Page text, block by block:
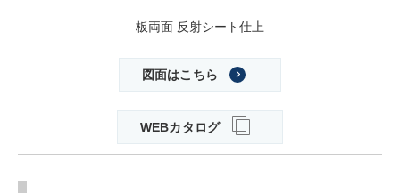
板両面 反射シート仕上
図面はこちら
WEBカタログ